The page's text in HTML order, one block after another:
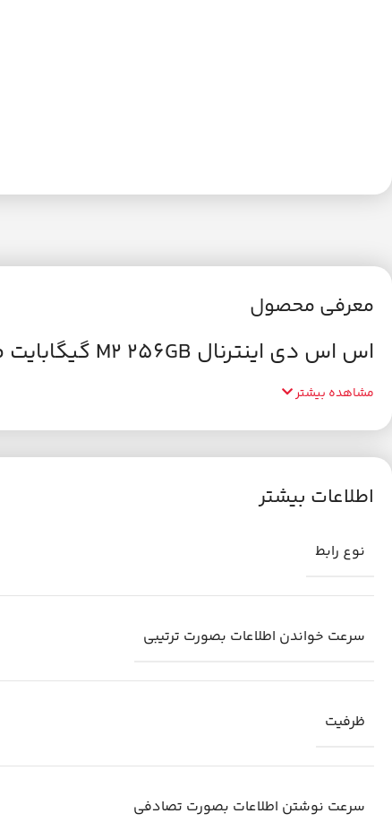
معرفی محصول
اس اس دی اینترنال M2 256GB گیگابایت مدل GIGABYTE AORUS RGB NVME
مشاهده بیشتر
اطلاعات بیشتر
نوع رابط
سرعت خواندن اطلاعات بصورت ترتیبی
ظرفیت
سرعت نوشتن اطلاعات بصورت تصادفی